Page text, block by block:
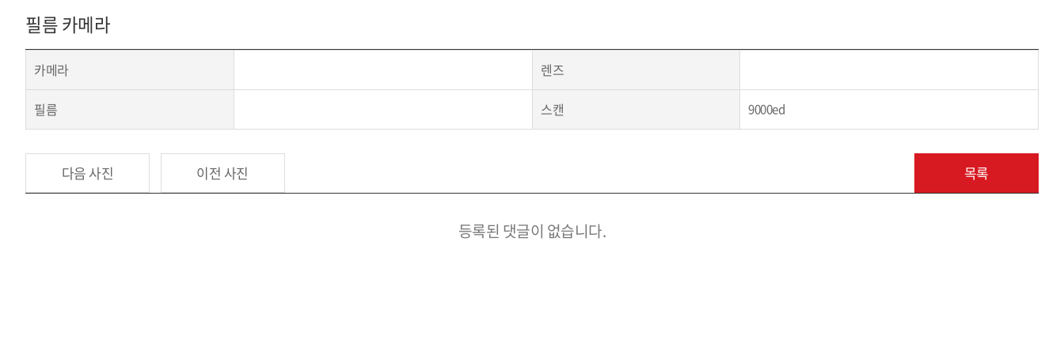
필름 카메라
카메라 렌즈
필름 스캔 9000ed
다음 사진 이전 사진 목록
등록된 댓글이 없습니다.